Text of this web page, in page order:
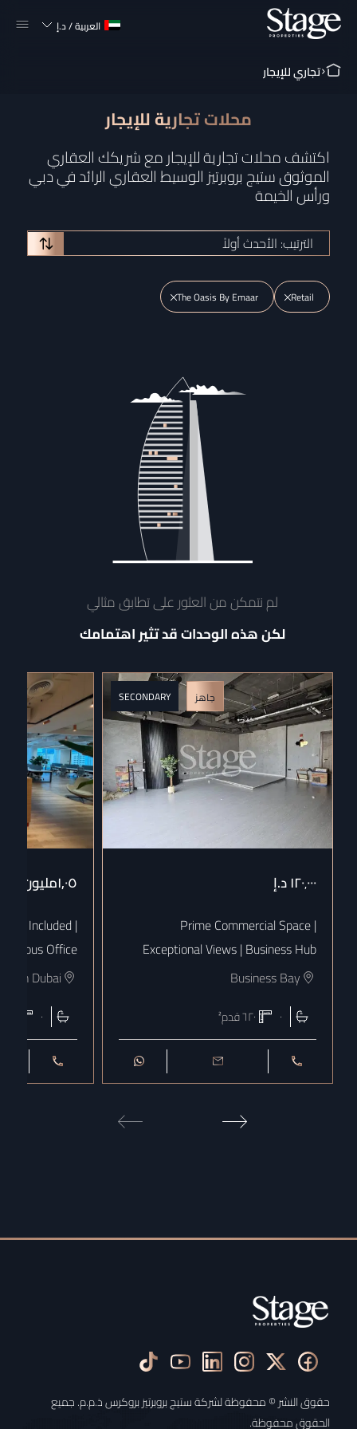
العربية/د.إ
تجاري للإيجار
محلات تجارية للإيجار
اكتشف محلات تجارية للإيجار مع شريكك العقاري
الموثوق ستيج بروبرتيز الوسيط العقاري الرائد في دبي
ورأس الخيمة
الترتيب: الأحدث أولاً
Retail
The Oasis By Emaar
لم نتمكن من العثور على تطابق مثالي
لكن هذه الوحدات قد تثير اهتمامك
جاهز SECONDARY
١٢٠٬٠٠٠د.إ
Prime Commercial Space |
Exceptional Views | Business Hub
Business Bay
٠ ٦٢٠قدم²
١٫٠٥مليون
Included |
Office
Dubai
٠
حقوق النشر © محفوظة لشركة ستيج بروبرتيز بروكرس ذ.م.م. جميع
الحقوق محفوظة.